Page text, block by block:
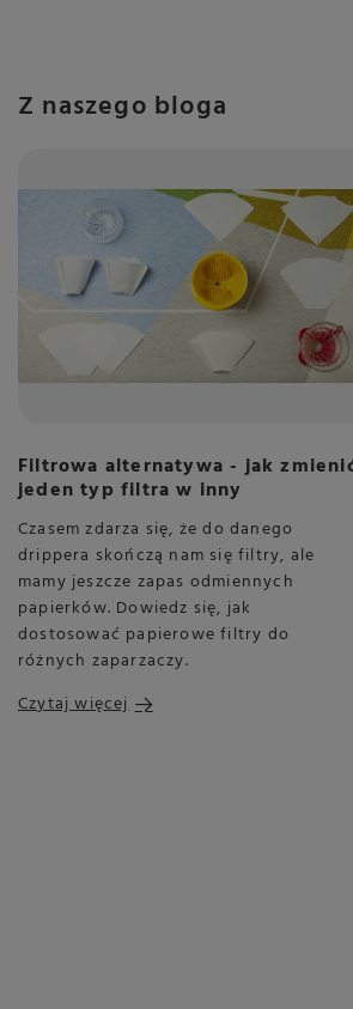
Z naszego bloga
Filtrowa alternatywa - jak
jeden typ filtra w inny
Czasem zdarza się, że do danego
drippera skończą nam się filtry, ale
mamy jeszcze zapas odmiennych
papierków. Dowiedz się, jak
dostosować papierowe filtry do
różnych zaparzaczy.
Czytaj więcej